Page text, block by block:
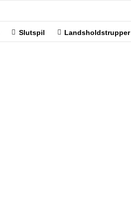
Slutspil Landsholdstrupper